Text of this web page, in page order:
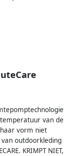
van de
vorm niet
outdoorkleding
KRIMPT NIET,